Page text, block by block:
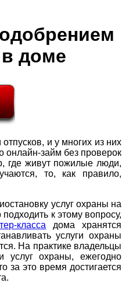
доме
и у многих из них
онлайн-займ без проверок
где живут пожилые люди,
то, как правило,
услуг охраны на
к этому вопросу,
класса дома хранятся
услуги охраны
На практике владельцы
услуг охраны, ежегодно
за это время достигается